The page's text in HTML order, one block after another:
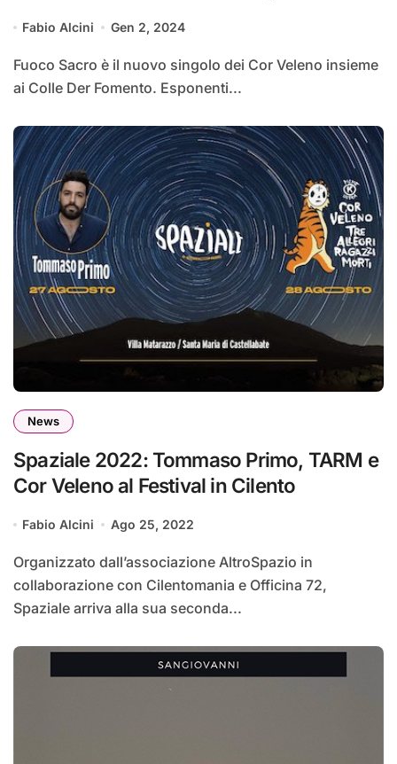
Fabio Alcini Gen 2, 2024
Fuoco Sacro è il nuovo singolo dei Cor Veleno insieme
ai Colle Der Fomento. Esponenti...
News
Spaziale 2022: Tommaso Primo, TARM e
Cor Veleno al Festival in Cilento
Fabio Alcini Ago 25, 2022
Organizzato dall’associazione AltroSpazio in
collaborazione con Cilentomania e Officina 72,
Spaziale arriva alla sua seconda...